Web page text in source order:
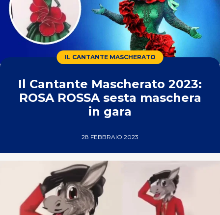
IL CANTANTE MASCHERATO
Il Cantante Mascherato 2023:
ROSA ROSSA sesta maschera
in gara
28 FEBBRAIO 2023